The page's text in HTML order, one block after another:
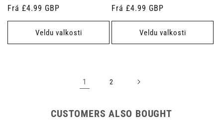
Venjulegt
verð
Frá £4.99 GBP
Veldu valkosti
Venjulegt
verð
Frá £4.99 GBP
Veldu valkosti
1 2
CUSTOMERS ALSO BOUGHT